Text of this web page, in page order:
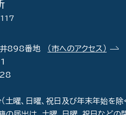
井898番地
（市へのアクセス）
曜、日曜、祝日及び年末年始を除